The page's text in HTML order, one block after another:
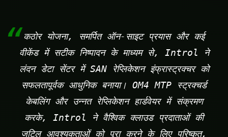
कठोर योजना, समर्पित ऑन-साइट प्रयास और कई
वीकेंड में सटीक निष्पादन के माध्यम से, Introl ने
लंदन डेटा सेंटर में SAN रेप्लिकेशन इंफ्रास्ट्रक्चर को
सफलतापूर्वक आधुनिक बनाया। OM4 MTP स्ट्रक्चर्ड
केबलिंग और उन्नत रेप्लिकेशन हार्डवेयर में संक्रमण
करके, Introl ने वैश्विक क्लाउड प्रदाताओं की
जटिल आवश्यकताओं को पूरा करने के लिए परिष्कृत,